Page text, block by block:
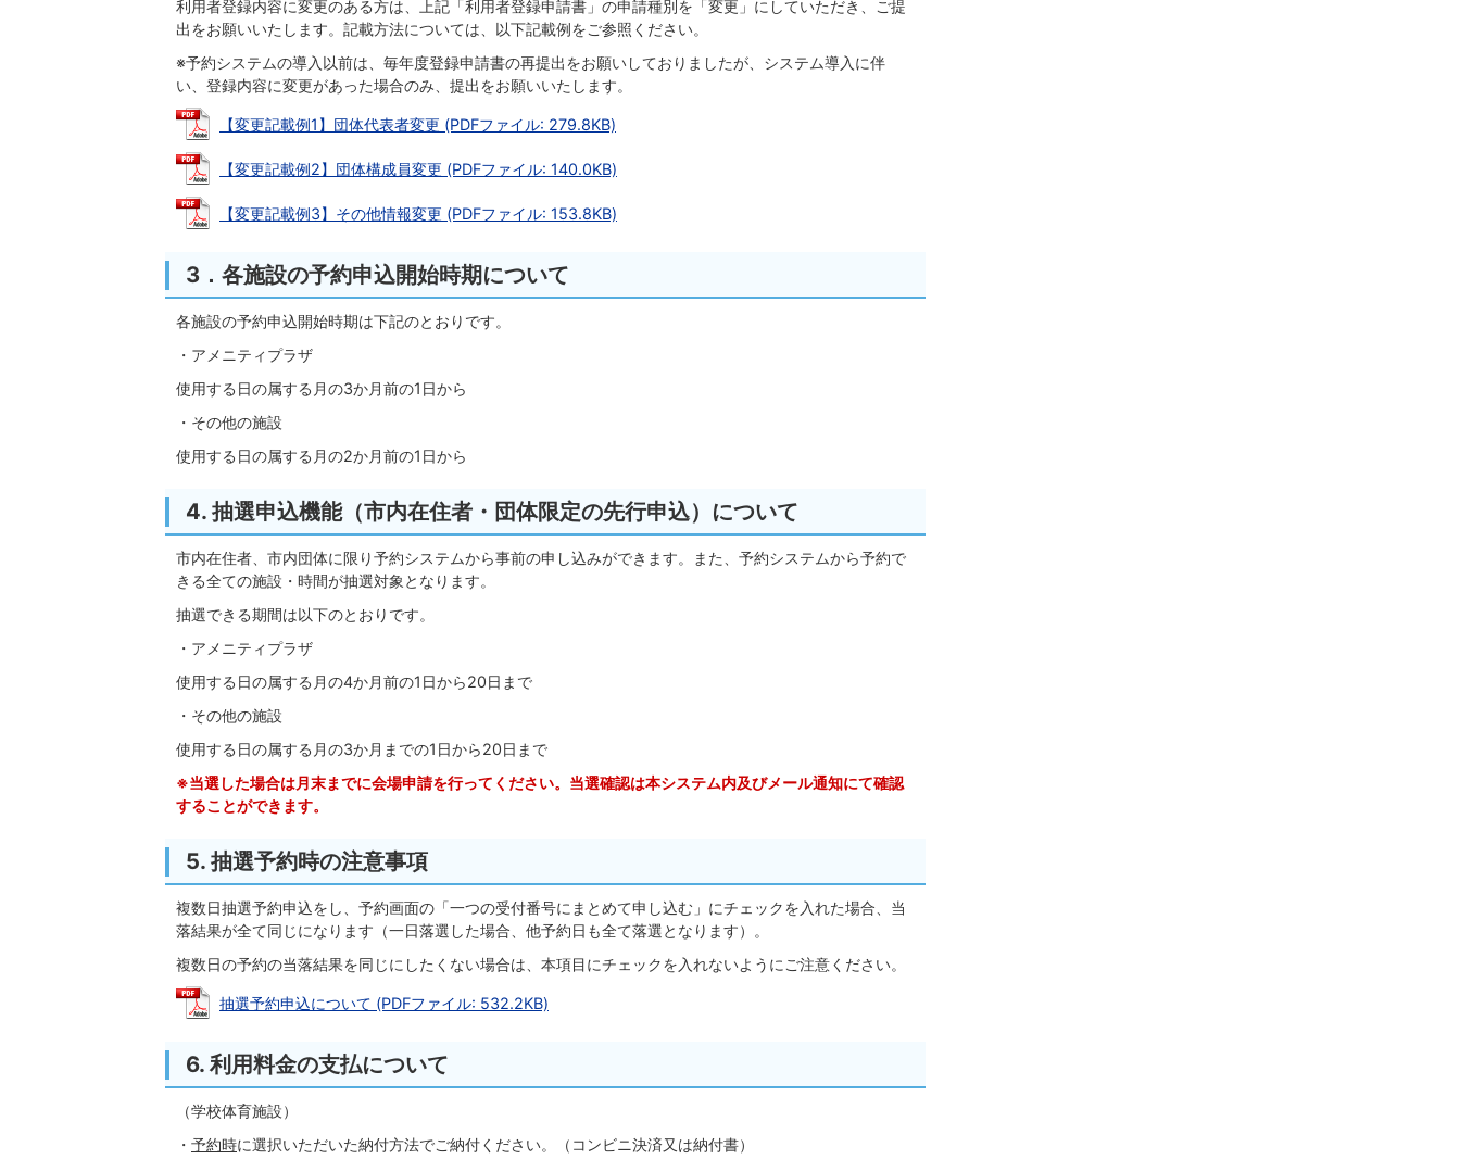
利用者登録内容に変更のある方は、上記「利用者登録申請書」の申請種別を「変更」にしていただき、ご提
出をお願いいたします。記載方法については、以下記載例をご参照ください。
※予約システムの導入以前は、毎年度登録申請書の再提出をお願いしておりましたが、システム導入に伴
い、登録内容に変更があった場合のみ、提出をお願いいたします。
【変更記載例1】団体代表者変更 (PDFファイル: 279.8KB)
【変更記載例2】団体構成員変更 (PDFファイル: 140.0KB)
【変更記載例3】その他情報変更 (PDFファイル: 153.8KB)
3．各施設の予約申込開始時期について
各施設の予約申込開始時期は下記のとおりです。
・アメニティプラザ
使用する日の属する月の3か月前の1日から
・その他の施設
使用する日の属する月の2か月前の1日から
4. 抽選申込機能（市内在住者・団体限定の先行申込）について
市内在住者、市内団体に限り予約システムから事前の申し込みができます。また、予約システムから予約で
きる全ての施設・時間が抽選対象となります。
抽選できる期間は以下のとおりです。
・アメニティプラザ
使用する日の属する月の4か月前の1日から20日まで
・その他の施設
使用する日の属する月の3か月までの1日から20日まで
※当選した場合は月末までに会場申請を行ってください。当選確認は本システム内及びメール通知にて確認
することができます。
5. 抽選予約時の注意事項
複数日抽選予約申込をし、予約画面の「一つの受付番号にまとめて申し込む」にチェックを入れた場合、当
落結果が全て同じになります（一日落選した場合、他予約日も全て落選となります）。
複数日の予約の当落結果を同じにしたくない場合は、本項目にチェックを入れないようにご注意ください。
抽選予約申込について (PDFファイル: 532.2KB)
6. 利用料金の支払について
（学校体育施設）
・ 予約時に選択いただいた納付方法でご納付ください。（コンビニ決済又は納付書）